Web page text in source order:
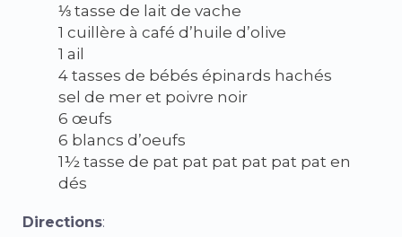
⅓ tasse de lait de vache
1 cuillère à café d’huile d’olive
1 ail
4 tasses de bébés épinards hachés
sel de mer et poivre noir
6 œufs
6 blancs d’oeufs
1½ tasse de pat pat pat pat pat pat en
dés
Directions: